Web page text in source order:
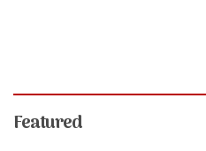
Featured